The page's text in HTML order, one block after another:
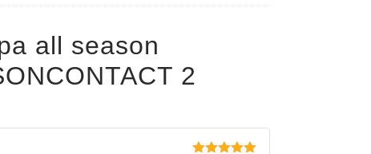
all season
2